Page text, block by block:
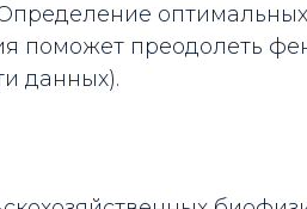
поможет преодолеть
данных).